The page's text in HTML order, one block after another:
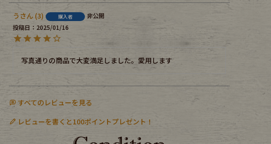
う 3 購入者
非公開
投稿日
2025/01/16
写真通りの商品で大変満足しました。愛用します
すべてのレビューを見る
レビューを書くと100ポイントプレゼント！